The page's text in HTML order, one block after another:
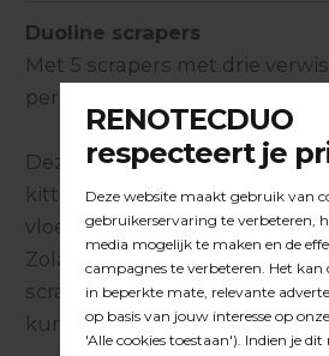
Duoline scrapers
Met 5 scrapers met drie
per disc.
Deze scrapers voor
kitten, resten onder tapijten
vloerbedekking.
Zolang de lijmresten maar
scrapers de vervuiling van het
kunnen stuwen / stoten.